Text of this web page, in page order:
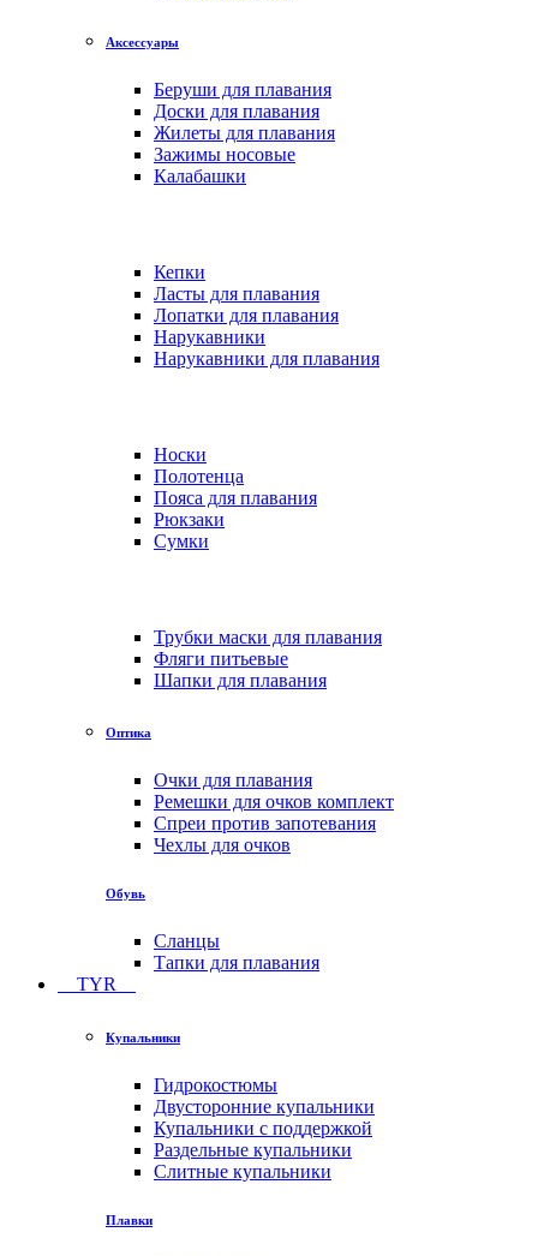
Аксессуары
Беруши для плавания
Доски для плавания
Жилеты для плавания
Зажимы носовые
Калабашки
Кепки
Ласты для плавания
Лопатки для плавания
Нарукавники
Нарукавники для плавания
Носки
Полотенца
Пояса для плавания
Рюкзаки
Сумки
Трубки маски для плавания
Фляги питьевые
Шапки для плавания
Оптика
Очки для плавания
Ремешки для очков комплект
Спреи против запотевания
Чехлы для очков
Обувь
Сланцы
Тапки для плавания
TYR
Купальники
Гидрокостюмы
Двусторонние купальники
Купальники с поддержкой
Раздельные купальники
Слитные купальники
Плавки